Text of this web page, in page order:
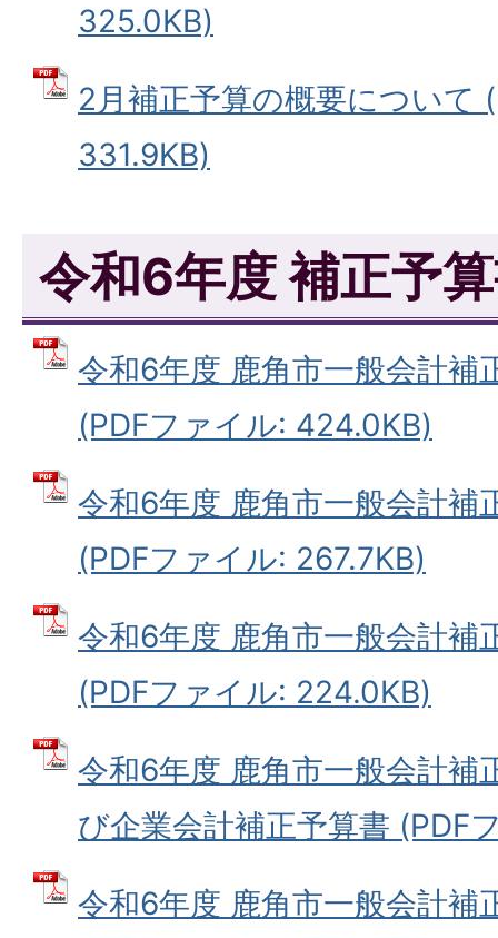
325.0KB)
2月補正予算の概要について
331.9KB)
令和6年度 補正予
令和6年度 鹿角市一般会計補
(PDFファイル: 424.0KB)
令和6年度 鹿角市一般会計補
(PDFファイル: 267.7KB)
令和6年度 鹿角市一般会計補
(PDFファイル: 224.0KB)
令和6年度 鹿角市一般会計補
び企業会計補正予算書 (PDF
令和6年度 鹿角市一般会計補